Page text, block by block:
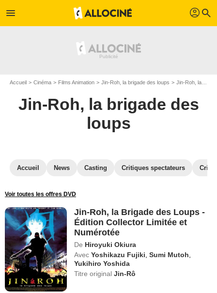
menu profil search
Accueil Cinéma Films Animation Jin-Roh, la brigade des loups Jin-Roh, la brigade des loups en DVD
Jin-Roh, la brigade des
loups
Accueil News Casting Critiques spectateurs
Voir toutes les offres DVD
Jin-Roh, la Brigade des Loups -
Édition Collector Limitée et
Numérotée
De Hiroyuki Okiura
Avec Yoshikazu Fujiki ,Sumi Mutoh
Yukihiro Yoshida
Titre originalJin-Rô